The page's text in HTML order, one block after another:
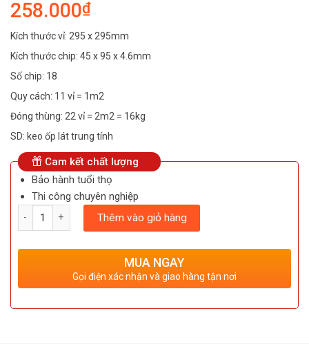
258.000₫
Kích thước vỉ: 295 x 295mm
Kích thước chip: 45 x 95 x 4.6mm
Số chip: 18
Quy cách: 11 vỉ = 1m2
Đóng thùng: 22 vỉ = 2m2 = 16kg
SD: keo ốp lát trung tính
Cam kết chất lượng
Bảo hành tuổi thọ
Thi công chuyên nghiệp
Số lượng
Thêm vào giỏ hàng
MUA NGAY
Gọi điện xác nhận và giao hàng tận nơi